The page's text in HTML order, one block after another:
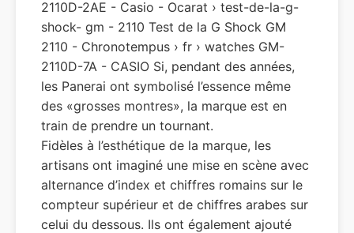
2110D-2AE - Casio - Ocarat › test-de-la-g-
shock- gm - 2110 Test de la G Shock GM
2110 - Chronotempus › fr › watches GM-
2110D-7A - CASIO Si, pendant des années,
les Panerai ont symbolisé l’essence même
des «grosses montres», la marque est en
train de prendre un tournant.
Fidèles à l’esthétique de la marque, les
artisans ont imaginé une mise en scène avec
alternance d’index et chiffres romains sur le
compteur supérieur et de chiffres arabes sur
celui du dessous. Ils ont également ajouté